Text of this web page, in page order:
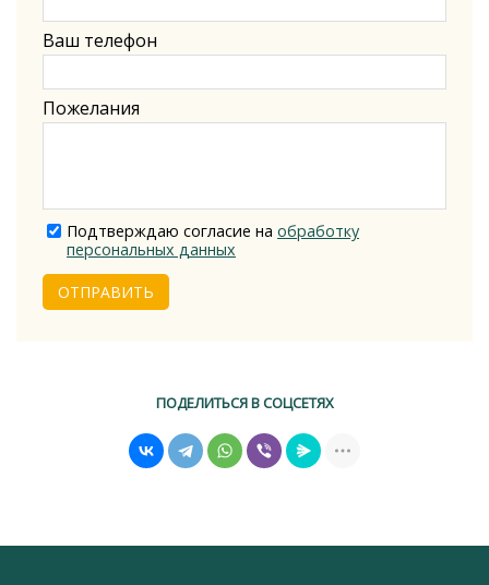
Ваш телефон
Пожелания
Подтверждаю согласие на обработку
персональных данных
ОТПРАВИТЬ
ПОДЕЛИТЬСЯ В СОЦСЕТЯХ